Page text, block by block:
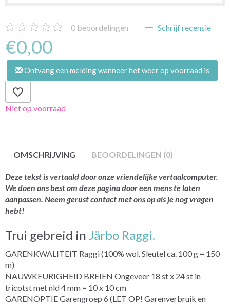
0 beoordelingen Schrijf recensie
€0,00
Ontvang een melding wanneer het weer op voorraad is
Niet op voorraad
OMSCHRIJVING BEOORDELINGEN (0)
Deze tekst is vertaald door onze vriendelijke vertaalcomputer.
We doen ons best om deze pagina door een mens te laten
aanpassen. Neem gerust contact met ons op als je nog vragen
hebt!
Trui gebreid in Järbo Raggi.
GARENKWALITEIT Raggi (100% wol. Sleutel ca. 100 g = 150
m)
NAUWKEURIGHEID BREIEN Ongeveer 18 st x 24 st in
tricotst met nld 4 mm = 10 x 10 cm
GARENOPTIE Garengroep 6 (LET OP! Garenverbruik en